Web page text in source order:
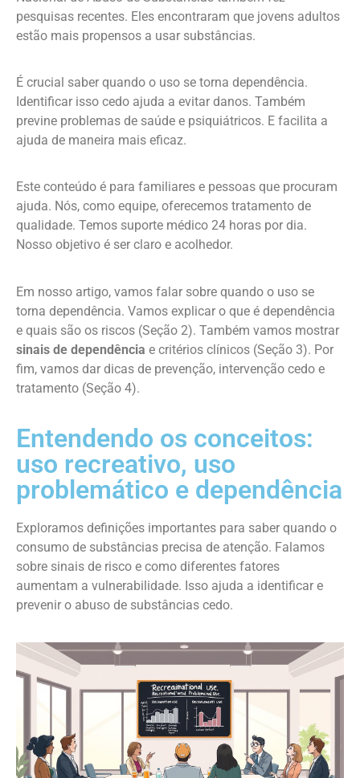
pesquisas recentes. Eles encontraram que jovens adultos
estão mais propensos a usar substâncias.
É crucial saber quando o uso se torna dependência.
Identificar isso cedo ajuda a evitar danos. Também
previne problemas de saúde e psiquiátricos. E facilita a
ajuda de maneira mais eficaz.
Este conteúdo é para familiares e pessoas que procuram
ajuda. Nós, como equipe, oferecemos tratamento de
qualidade. Temos suporte médico 24 horas por dia.
Nosso objetivo é ser claro e acolhedor.
Em nosso artigo, vamos falar sobre quando o uso se
torna dependência. Vamos explicar o que é dependência
e quais são os riscos (Seção 2). Também vamos mostrar
sinais de dependência e critérios clínicos (Seção 3). Por
fim, vamos dar dicas de prevenção, intervenção cedo e
tratamento (Seção 4).
Entendendo os conceitos:
uso recreativo, uso
problemático e dependência
Exploramos definições importantes para saber quando o
consumo de substâncias precisa de atenção. Falamos
sobre sinais de risco e como diferentes fatores
aumentam a vulnerabilidade. Isso ajuda a identificar e
prevenir o abuso de substâncias cedo.